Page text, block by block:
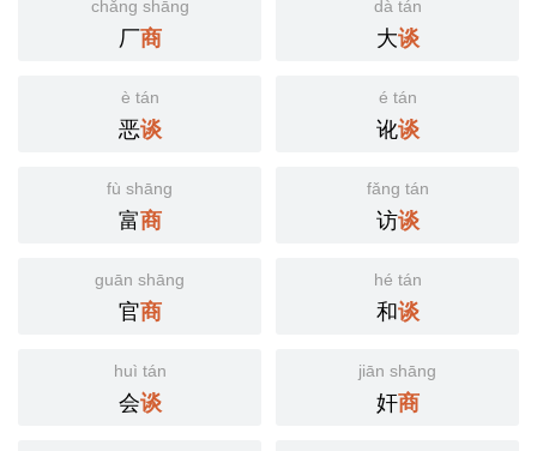
chǎng shāng
厂商
dà tán
大谈
è tán
恶谈
é tán
讹谈
fù shāng
富商
fǎng tán
访谈
guān shāng
官商
hé tán
和谈
huì tán
会谈
jiān shāng
奸商